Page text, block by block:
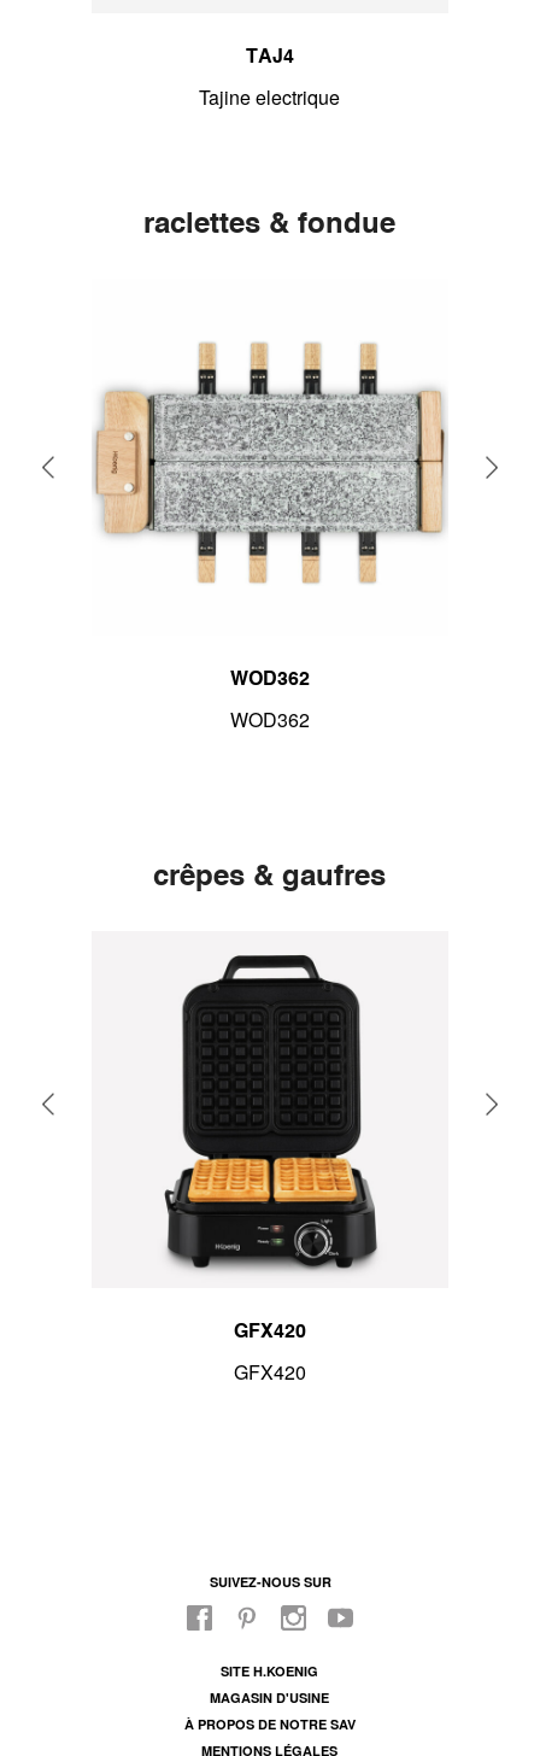
TAJ4
Tajine electrique
raclettes & fondue
WOD362
WOD362
crêpes & gaufres
GFX420
GFX420
SUIVEZ-NOUS SUR
SITE H.KOENIG
MAGASIN D'USINE
À PROPOS DE NOTRE SAV
MENTIONS LÉGALES